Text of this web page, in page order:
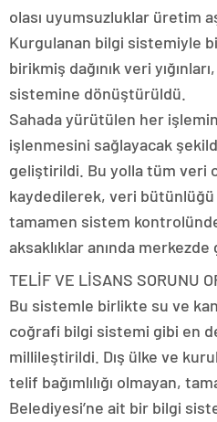
olası uyumsuzluklar üretim
Kurgulanan bilgi sistemiyle
birikmiş dağınık veri
sistemine dönüştürüldü.
Sahada yürütülen her
işlenmesini sağlayacak
geliştirildi. Bu yolla tüm veri
kaydedilerek, veri bütünlüğü
tamamen sistem
aksaklıklar anında
TELİF VE LİSANS SORUNU
Bu sistemle birlikte su ve
coğrafi bilgi sistemi gibi en
millileştirildi. Dış ülke ve
telif bağımlılığı olmayan,
Belediyesi’ne ait bir bilgi